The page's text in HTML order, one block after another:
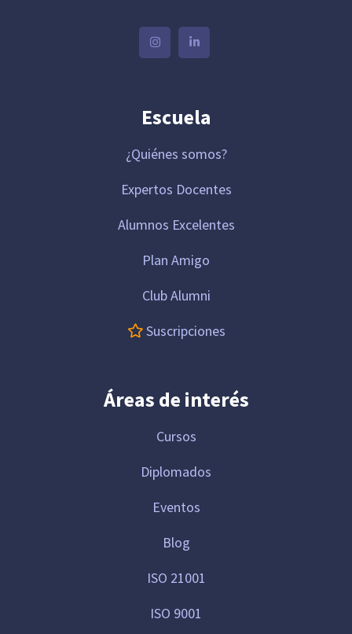
Escuela
¿Quiénes somos?
Expertos Docentes
Alumnos Excelentes
Plan Amigo
Club Alumni
Suscripciones
Áreas de interés
Cursos
Diplomados
Eventos
Blog
ISO 21001
ISO 9001